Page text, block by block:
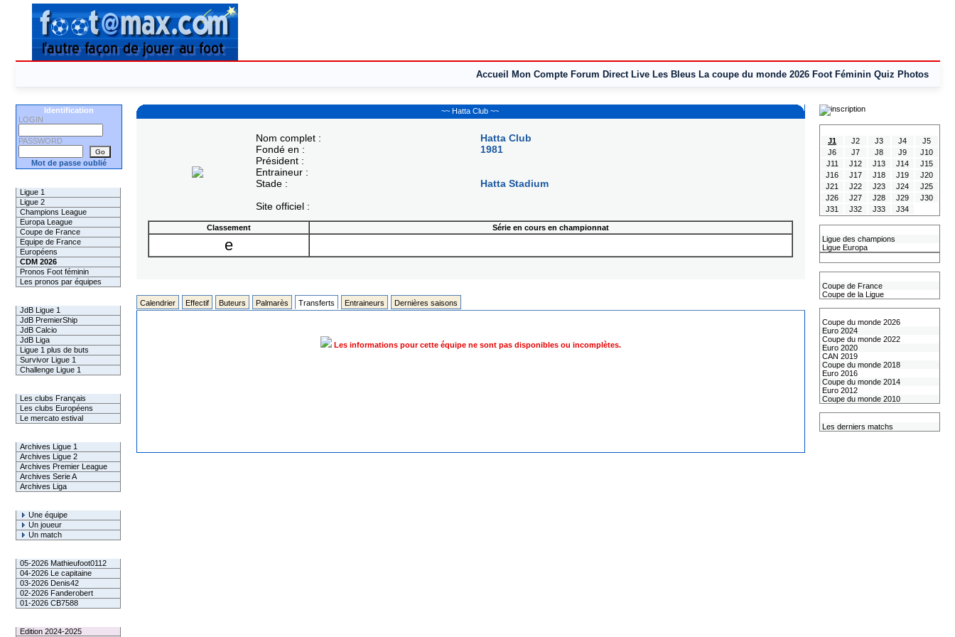
Accueil Mon Compte Forum Direct Live Les Bleus La coupe du monde 2026 Foot Féminin Quiz Photos
Identification
LOGIN
PASSWORD
Mot de passe oublié
Ligue 1
Ligue 2
Champions League
Europa League
Coupe de France
Equipe de France
Européens
CDM 2026
Pronos Foot féminin
Les pronos par équipes
JdB Ligue 1
JdB PremierShip
JdB Calcio
JdB Liga
Ligue 1 plus de buts
Survivor Ligue 1
Challenge Ligue 1
Les clubs Français
Les clubs Européens
Le mercato estival
Archives Ligue 1
Archives Ligue 2
Archives Premier League
Archives Serie A
Archives Liga
Une équipe
Un joueur
Un match
05-2026 Mathieufoot0112
04-2026 Le capitaine
03-2026 Denis42
02-2026 Fanderobert
01-2026 CB7588
Edition 2024-2025
~~ Hatta Club ~~
Nom complet :
Fondé en :
Président :
Entraineur :
Stade :
Site officiel :
Hatta Club
1981
Hatta Stadium
Classement Série en cours en championnat
e
Calendrier Effectif Buteurs Palmarès Transferts Entraineurs Dernières saisons
Les informations pour cette équipe ne sont pas disponibles ou incomplètes.
J1
J2 J3 J4
J5
J6
J7 J8 J9
J10
J11
J12 J13 J14
J15
J16
J17 J18 J19
J20
J21
J22 J23 J24
J25
J26
J27 J28 J29
J30
J31
J32 J33 J34
Ligue des champions
Ligue Europa
Coupe de France
Coupe de la Ligue
Coupe du monde 2026
Euro 2024
Coupe du monde 2022
Euro 2020
CAN 2019
Coupe du monde 2018
Euro 2016
Coupe du monde 2014
Euro 2012
Coupe du monde 2010
Les derniers matchs